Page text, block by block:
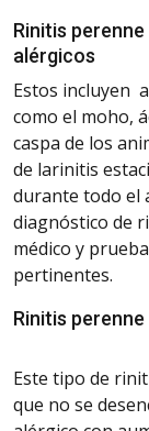
Rinitis
alérgicos
Estos incluyen
como el moho,
caspa de los
de larinitis
durante todo el
diagnóstico de
médico y
pertinentes.
Rinitis
Este tipo de
que no se